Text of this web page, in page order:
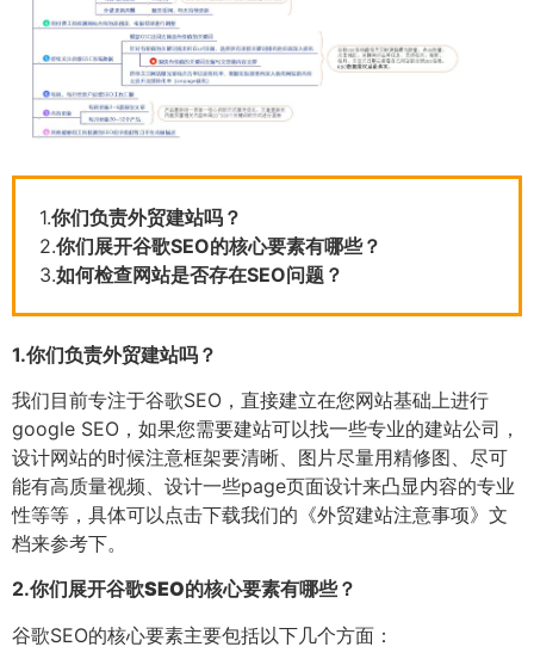
1.你们负责外贸建站吗？
2.你们展开谷歌SEO的核心要素有哪些？
3.如何检查网站是否存在SEO问题？
1.你们负责外贸建站吗？
我们目前专注于谷歌SEO，直接建立在您网站基础上进行
google SEO，如果您需要建站可以找一些专业的建站公司，
设计网站的时候注意框架要清晰、图片尽量用精修图、尽可
能有高质量视频、设计一些page页面设计来凸显内容的专业
性等等，具体可以点击下载我们的《外贸建站注意事项》文
档来参考下。
2.你们展开谷歌SEO的核心要素有哪些？
谷歌SEO的核心要素主要包括以下几个方面：